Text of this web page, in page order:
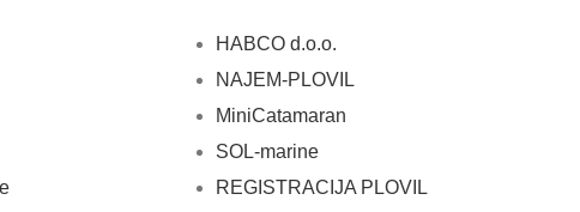
HABCO d.o.o.
NAJEM-PLOVIL
MiniCatamaran
SOL-marine
REGISTRACIJA PLOVIL